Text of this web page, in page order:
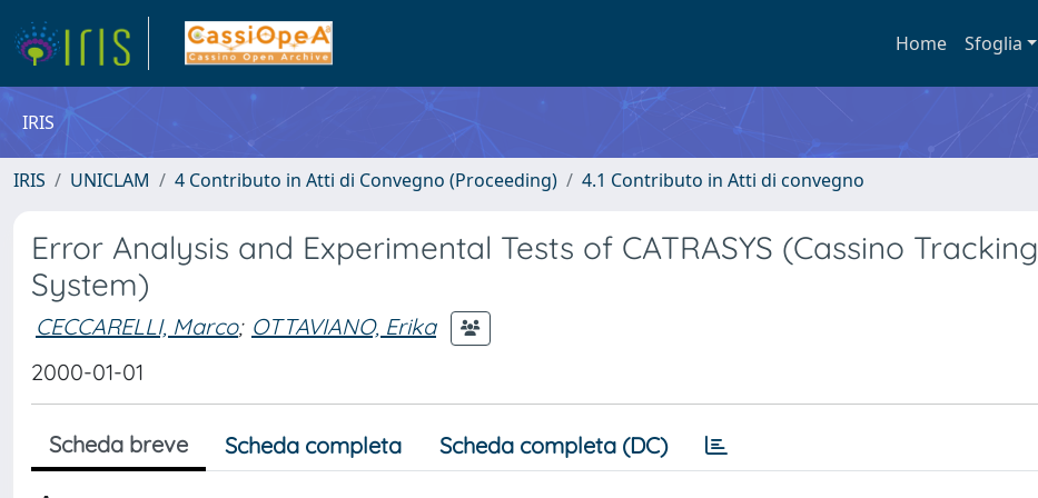
Home Sfoglia
IRIS
IRIS UNICLAM 4 Contributo in Atti di Convegno (Proceeding) 4.1 Contributo in Atti di convegno
Error Analysis and Experimental Tests of CATRASYS (Cassino Tracking
System)
CECCARELLI, Marco; OTTAVIANO, Erika
2000-01-01
Scheda breve Scheda completa Scheda completa (DC)